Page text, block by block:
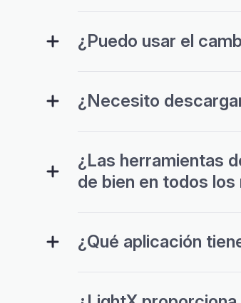
¿Puedo usar el
¿Necesito
¿Las herramientas
de bien en todos
¿Qué aplicación
¿LightX